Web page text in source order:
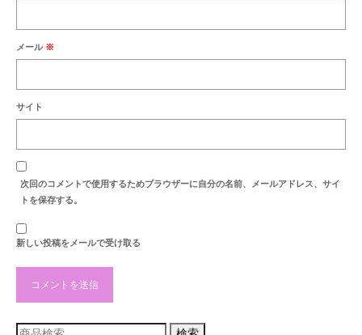
セール案内
納品例
お洗濯・洗い
お彼岸
地蔵盆
お知らせ
メール ※
サイト
次回のコメントで使用するためブラウザーに自分の名前、メールアドレス、サイ
トを保存する。
新しい投稿をメールで受け取る
検